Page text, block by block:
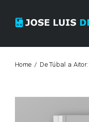
Home De Túbal a